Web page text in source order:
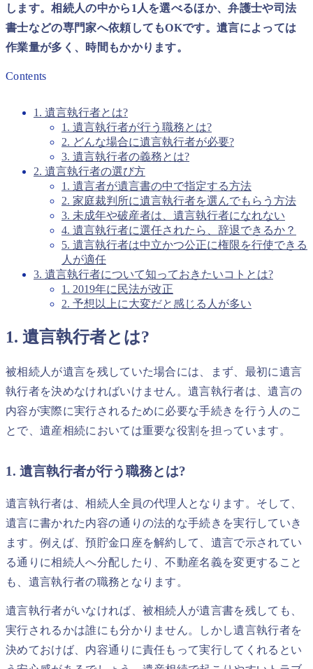
します。相続人の中から1人を選べるほか、弁護士や司法
書士などの専門家へ依頼してもOKです。遺言によっては
作業量が多く、時間もかかります。
Contents
1. 遺言執行者とは?
1. 遺言執行者が行う職務とは?
2. どんな場合に遺言執行者が必要?
3. 遺言執行者の義務とは?
2. 遺言執行者の選び方
1. 遺言者が遺言書の中で指定する方法
2. 家庭裁判所に遺言執行者を選んでもらう方法
3. 未成年や破産者は、遺言執行者になれない
4. 遺言執行者に選任されたら、辞退できるか？
5. 遺言執行者は中立かつ公正に権限を行使できる
人が適任
3. 遺言執行者について知っておきたいコトとは?
1. 2019年に民法が改正
2. 予想以上に大変だと感じる人が多い
1. 遺言執行者とは?
被相続人が遺言を残していた場合には、まず、最初に遺言
執行者を決めなければいけません。遺言執行者は、遺言の
内容が実際に実行されるために必要な手続きを行う人のこ
とで、遺産相続においては重要な役割を担っています。
1. 遺言執行者が行う職務とは?
遺言執行者は、相続人全員の代理人となります。そして、
遺言に書かれた内容の通りの法的な手続きを実行していき
ます。例えば、預貯金口座を解約して、遺言で示されてい
る通りに相続人へ分配したり、不動産名義を変更すること
も、遺言執行者の職務となります。
遺言執行者がいなければ、被相続人が遺言書を残しても、
実行されるかは誰にも分かりません。しかし遺言執行者を
決めておけば、内容通りに責任もって実行してくれるとい